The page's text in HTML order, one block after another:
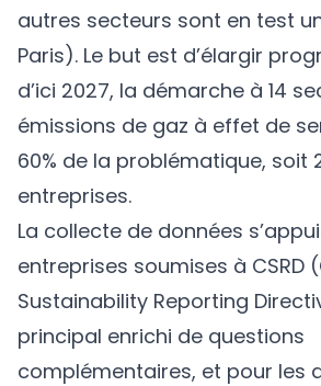
autres secteurs sont en test
Paris). Le but est d’élargir
d’ici 2027, la démarche à 14
émissions de gaz à effet de
60% de la problématique, soit
entreprises.
La collecte de données
entreprises soumises à CSRD
Sustainability Reporting
principal enrichi de questions
complémentaires, et pour les